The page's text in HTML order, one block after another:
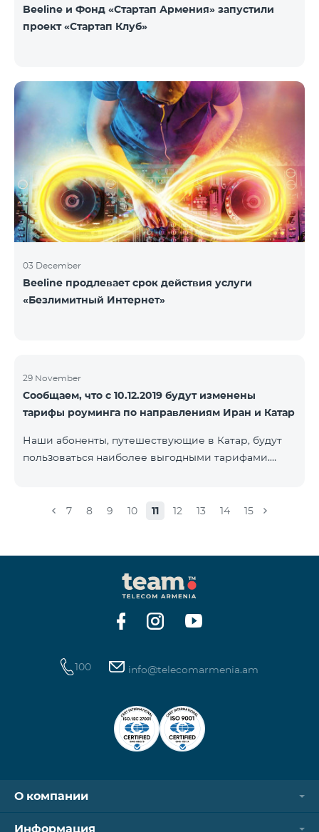
Beeline и Фонд «Стартап Армения» запустили
проект «Стартап Клуб»
03 December
Beeline продлевает срок действия услуги
«Безлимитный Интернет»
29 November
Сообщаем, что с 10.12.2019 будут изменены
тарифы роуминга по направлениям Иран и Катар
Наши абоненты, путешествующие в Катар, будут
пользоваться наиболее выгодными тарифами.
одной минуты локальных звонков - 500 драм,
минуты международных звонков 1700 драм.
Стоимость одного МБ для абонентов постоплатной
системы составит 50 драм, а для предоплатных
абонентов, при первой попытке пользования
7 8 9 10 11 12 13 14 15
100 info@telecomarmenia.am
О компании
Информация